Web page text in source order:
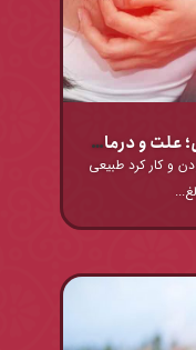
انواع مشکلات و اختلالات قاعدگی؛ علت و درمان آن ها
و کار کرد طبیعی